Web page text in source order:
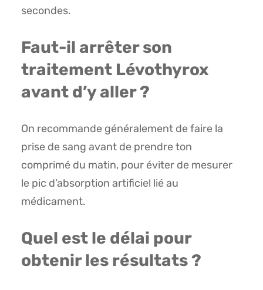
secondes.
Faut-il arrêter son
traitement Lévothyrox
avant d’y aller ?
On recommande généralement de faire la
prise de sang avant de prendre ton
comprimé du matin, pour éviter de mesurer
le pic d’absorption artificiel lié au
médicament.
Quel est le délai pour
obtenir les résultats ?